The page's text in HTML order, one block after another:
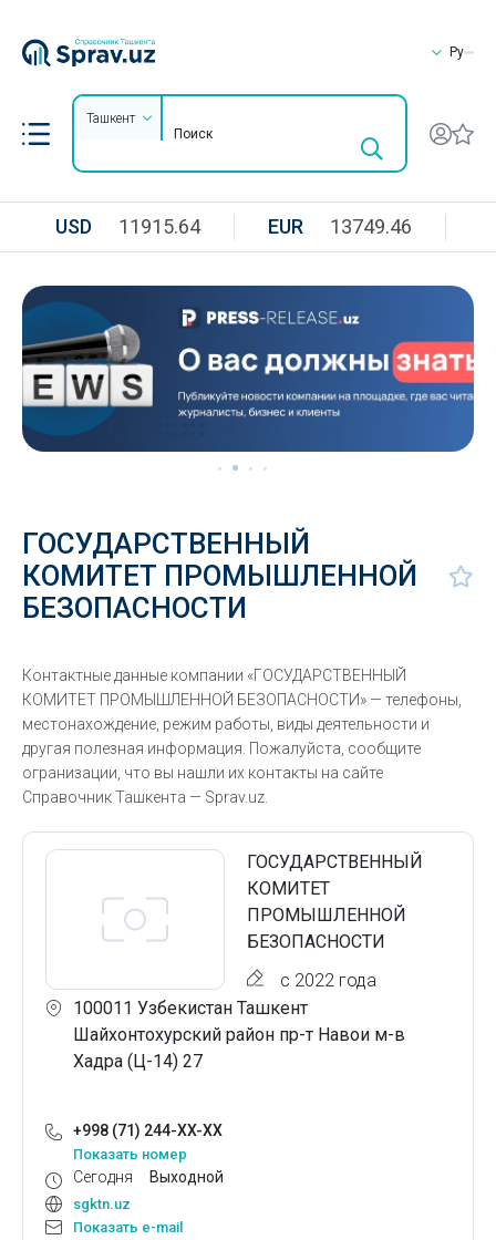
Ру
Ташкент
USD 11915.64 EUR 13749.46
ГОСУДАРСТВЕННЫЙ
КОМИТЕТ ПРОМЫШЛЕННОЙ
БЕЗОПАСНОСТИ
Контактные данные компании «ГОСУДАРСТВЕННЫЙ
КОМИТЕТ ПРОМЫШЛЕННОЙ БЕЗОПАСНОСТИ» — телефоны,
местонахождение, режим работы, виды деятельности и
другая полезная информация. Пожалуйста, сообщите
огранизации, что вы нашли их контакты на сайте
Справочник Ташкента — Sprav.uz.
ГОСУДАРСТВЕННЫЙ
КОМИТЕТ
ПРОМЫШЛЕННОЙ
БЕЗОПАСНОСТИ
с 2022 года
100011 Узбекистан Ташкент
Шайхонтохурский район пр-т Навои м-в
Хадра (Ц-14) 27
+998 (71) 244-XX-XX
Показать номер
Сегодня Выходной
sgktn.uz
Показать e-mail